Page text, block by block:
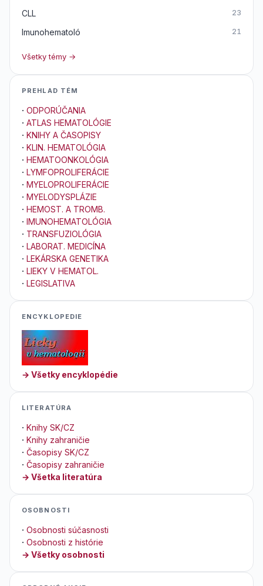
CLL 23
Imunohematoló 21
Všetky témy →
PREHLAD TÉM
· ODPORÚČANIA
· ATLAS HEMATOLÓGIE
· KNIHY A ČASOPISY
· KLIN. HEMATOLÓGIA
· HEMATOONKOLÓGIA
· LYMFOPROLIFERÁCIE
· MYELOPROLIFERÁCIE
· MYELODYSPLÁZIE
· HEMOST. A TROMB.
· IMUNOHEMATOLÓGIA
· TRANSFUZIOLÓGIA
· LABORAT. MEDICÍNA
· LEKÁRSKA GENETIKA
· LIEKY V HEMATOL.
· LEGISLATIVA
ENCYKLOPEDIE
→ Všetky encyklopédie
LITERATÚRA
· Knihy SK/CZ
· Knihy zahraničie
· Časopisy SK/CZ
· Časopisy zahraničie
→ Všetka literatúra
OSOBNOSTI
· Osobnosti súčasnosti
· Osobnosti z histórie
→ Všetky osobnosti